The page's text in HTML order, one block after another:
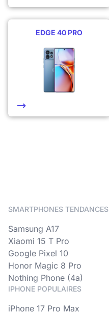
EDGE 40 PRO
SMARTPHONES TENDANCES
Samsung A17
Xiaomi 15 T Pro
Google Pixel 10
Honor Magic 8 Pro
Nothing Phone (4a)
IPHONE POPULAIRES
iPhone 17 Pro Max